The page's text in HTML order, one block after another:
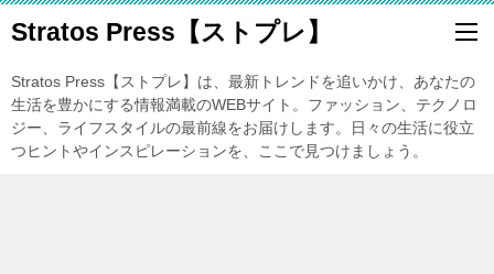
Stratos Press【ストプレ】
Stratos Press【ストプレ】は、最新トレンドを追いかけ、あなたの
生活を豊かにする情報満載のWEBサイト。ファッション、テクノロ
ジー、ライフスタイルの最前線をお届けします。日々の生活に役立
つヒントやインスピレーションを、ここで見つけましょう。